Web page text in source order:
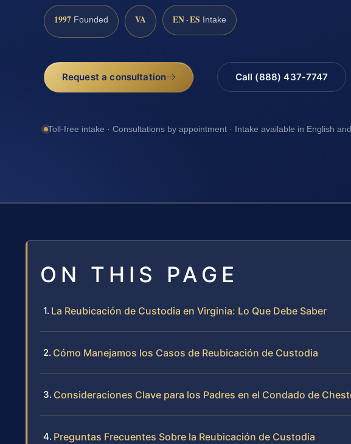
1997 Founded VA EN · ES Intake
Request a consultation Call (888) 437-7747
Toll-free intake · Consultations by appointment · Intake available in English
ON THIS PAGE
La Reubicación de Custodia en Virginia: Lo Que Debe Saber
Cómo Manejamos los Casos de Reubicación de Custodia
Consideraciones Clave para los Padres en el Condado de
Preguntas Frecuentes Sobre la Reubicación de Custodia